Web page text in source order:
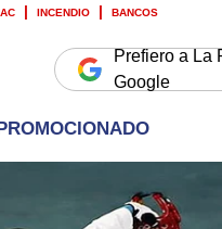
INCENDIO BANCOS
Prefiero a La
Google